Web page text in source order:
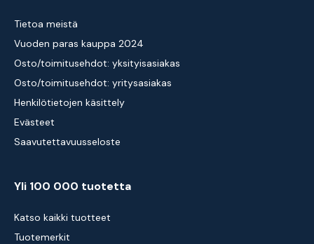
Tietoa meistä
Vuoden paras kauppa 2024
Osto/toimitusehdot: yksityisasiakas
Osto/toimitusehdot: yritysasiakas
Henkilötietojen käsittely
Evästeet
Saavutettavuusseloste
Yli 100 000 tuotetta
Katso kaikki tuotteet
Tuotemerkit